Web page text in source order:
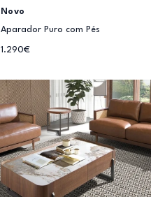
Novo
Aparador Puro com Pés
1.290€